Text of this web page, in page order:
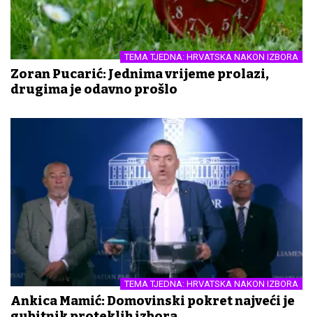
TEMA TJEDNA: HRVATSKA NAKON IZBORA
Zoran Pucarić: Jednima vrijeme prolazi,
drugima je odavno prošlo
TEMA TJEDNA: HRVATSKA NAKON IZBORA
Ankica Mamić: Domovinski pokret najveći je